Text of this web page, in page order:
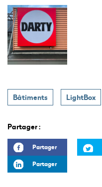
Bâtiments LightBox
Partager :
Partager
Partager